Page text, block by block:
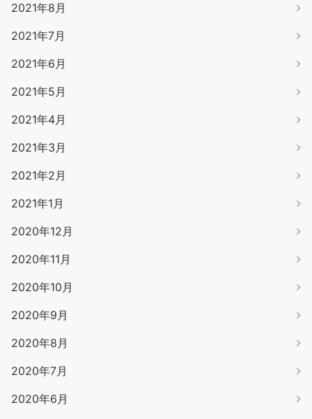
2021年8月
2021年7月
2021年6月
2021年5月
2021年4月
2021年3月
2021年2月
2021年1月
2020年12月
2020年11月
2020年10月
2020年9月
2020年8月
2020年7月
2020年6月